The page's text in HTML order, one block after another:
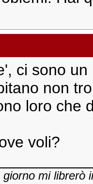
ci sono
non
loro che
voli?
giorno mi librerò